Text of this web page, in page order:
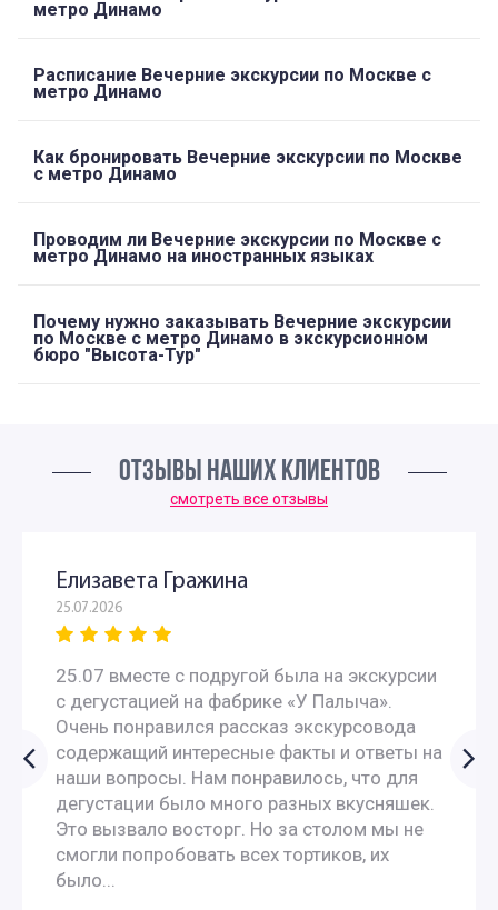
метро Динамо
Расписание Вечерние экскурсии по Москве с
метро Динамо
Как бронировать Вечерние экскурсии по Москве
с метро Динамо
Проводим ли Вечерние экскурсии по Москве с
метро Динамо на иностранных языках
Почему нужно заказывать Вечерние экскурсии
по Москве с метро Динамо в экскурсионном
бюро "Высота-Тур"
ОТЗЫВЫ НАШИХ КЛИЕНТОВ
смотреть все отзывы
Елизавета Гражина
25.07.2026
25.07 вместе с подругой была на экскурсии
с дегустацией на фабрике «У Палыча».
Очень понравился рассказ экскурсовода
содержащий интересные факты и ответы на
наши вопросы. Нам понравилось, что для
дегустации было много разных вкусняшек.
Это вызвало восторг. Но за столом мы не
смогли попробовать всех тортиков, их
было...